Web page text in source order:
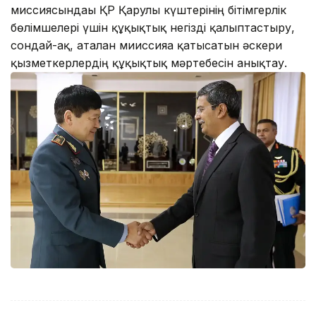
миссиясындағы ҚР Қарулы күштерінің бітімгерлік
бөлімшелері үшін құқықтық негізді қалыптастыру,
сондай-ақ, аталған мииссияға қатысатын әскери
қызметкерлердің құқықтық мәртебесін анықтау.